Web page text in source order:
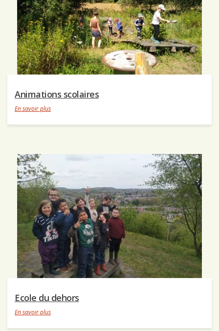
Animations scolaires
En savoir plus
Ecole du dehors
En savoir plus